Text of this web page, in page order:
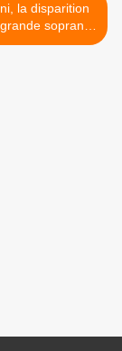
la disparition
soprano
fondera avec